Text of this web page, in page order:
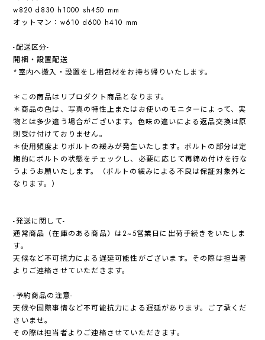
w820 d830 h1000 sh450 mm
オットマン：w610 d600 h410 mm
-配送区分-
開梱・設置配送
*室内へ搬入・設置をし梱包材をお持ち帰りいたします。
＊この商品はリプロダクト商品となります。
＊商品の色は、写真の特性上またはお使いのモニターによって、実
物とは多少違う場合がございます。色味の違いによる返品交換は原
則受け付けておりません。
＊使用頻度よりボルトの緩みが発生いたします。ボルトの部分は定
期的にボルトの状態をチェックし、必要に応じて再締め付けを行な
うようお願いたします。（ボルトの緩みによる不良は保証対象外と
なります。）
-発送に関して-
通常商品（在庫のある商品）は2~5営業日に出荷手続きをいたしま
す。
天候など不可抗力による遅延可能性がございます。その際は担当者
よりご連絡させていただきます。
-予約商品の注意-
天候や国際事情など不可能抗力による遅延があります。ご了承くだ
さいませ。
その際は担当者よりご連絡させていただきます。